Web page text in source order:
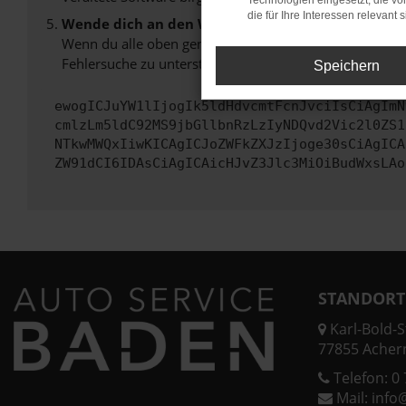
Wende dich an den Webseitenbetreiber.
Wenn du alle oben genannten Schritte versucht hast,
Fehlersuche zu unterstützen:
Karl-Bold-
77855
Telefon: 0
Mail:
die für Ihre Interessen relevant
Speichern